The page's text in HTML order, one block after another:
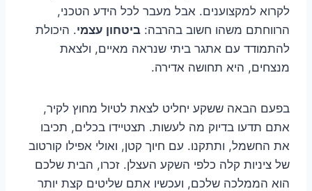
לקרוא למקצוענים. אבל מעבר לכל הידע הטכני,
הרווחתם משהו חשוב בהרבה: ביטחון עצמי. היכולת
להתמודד עם אתגר ביתי שנראה מאיים, ולצאת
מנצחים, היא תחושה אדירה.
בפעם הבאה ששקע יחליט לצאת לטיול מחוץ לקיר,
אתם תדעו בדיוק מה לעשות. תצטיידו בכלים, תכיבו
את החשמל, ותתקנו. עם חיוך קטן, ואולי אפילו קורטוב
של ציניות קלה כלפי השקע העצלן. זכרו, הבית שלכם
הוא הממלכה שלכם, ועכשיו אתם שליטים קצת יותר